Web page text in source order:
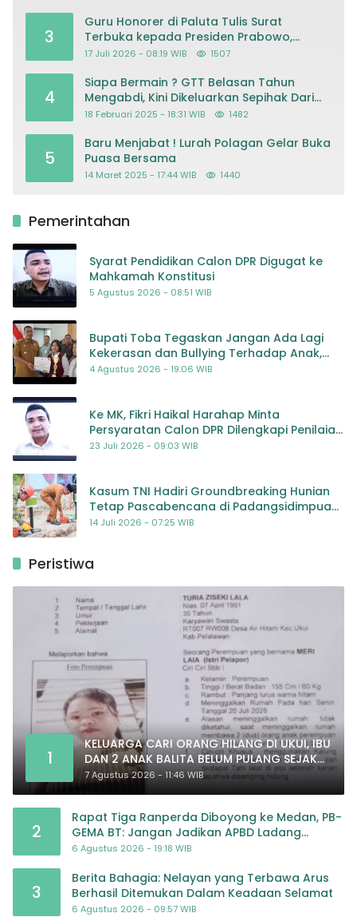
3
Guru Honorer di Paluta Tulis Surat
Terbuka kepada Presiden Prabowo,
Mohon Keadilan atas Dugaan
17 Juli 2026 - 08:19 WIB 1507
4
Siapa Bermain ? GTT Belasan Tahun
Mengabdi, Kini Dikeluarkan Sepihak Dari
Dapodik
18 Februari 2025 - 18:31 WIB 1482
5
Baru Menjabat ! Lurah Polagan Gelar Buka
Puasa Bersama
14 Maret 2025 - 17:44 WIB 1440
Pemerintahan
Syarat Pendidikan Calon DPR Digugat ke
Mahkamah Konstitusi
5 Agustus 2026 - 08:51 WIB
Bupati Toba Tegaskan Jangan Ada Lagi
Kekerasan dan Bullying Terhadap Anak,
Dorong Kolaborasi Seluruh Pihak
4 Agustus 2026 - 19:06 WIB
Ke MK, Fikri Haikal Harahap Minta
Persyaratan Calon DPR Dilengkapi Penilaian
Kompetensi
23 Juli 2026 - 09:03 WIB
Kasum TNI Hadiri Groundbreaking Hunian
Tetap Pascabencana di Padangsidimpuan,
Harapan Baru bagi Penyintas
14 Juli 2026 - 07:25 WIB
Peristiwa
1
KELUARGA CARI ORANG HILANG DI UKUI, IBU
DAN 2 ANAK BALITA BELUM PULANG SEJAK
20 JULI 2026
7 Agustus 2026 - 11:46 WIB
2
Rapat Tiga Ranperda Diboyong ke Medan, PB-
GEMA BT: Jangan Jadikan APBD Ladang
Pembiayaan yang Tak Perlu
6 Agustus 2026 - 19:18 WIB
3
Berita Bahagia: Nelayan yang Terbawa Arus
Berhasil Ditemukan Dalam Keadaan Selamat
6 Agustus 2026 - 09:57 WIB